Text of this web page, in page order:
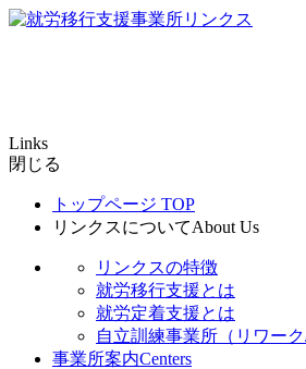
Links
閉じる
トップページ TOP
リンクスについてAbout Us
リンクスの特徴
就労移行支援とは
就労定着支援とは
自立訓練事業所（リワーク
事業所案内Centers